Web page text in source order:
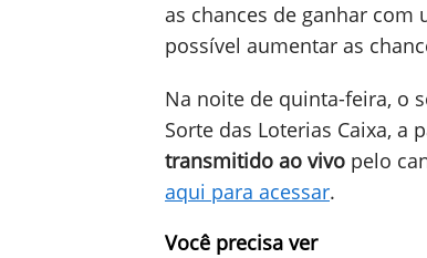
as chances de ganhar com
possível aumentar as
Na noite de quinta-feira, o
Sorte das Loterias Caixa, a
transmitido ao vivo pelo
aqui para acessar.
Você precisa ver